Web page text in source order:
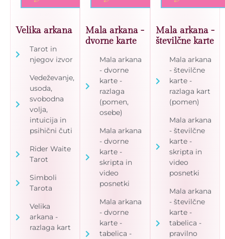
Velika arkana
Tarot in
njegov izvor
Vedeževanje,
usoda,
svobodna
volja,
intuicija in
psihični čuti
Rider Waite
Tarot
Simboli
Tarota
Velika
arkana -
razlaga kart
Mala arkana -
dvorne karte
Mala arkana
- dvorne
karte -
razlaga
(pomen,
osebe)
Mala arkana
- dvorne
karte -
skripta in
video
posnetki
Mala arkana
- dvorne
karte -
tabelica -
Mala arkana -
številčne karte
Mala arkana
- številčne
karte -
razlaga kart
(pomen)
Mala arkana
- številčne
karte -
skripta in
video
posnetki
Mala arkana
- številčne
karte -
tabelica -
pravilno